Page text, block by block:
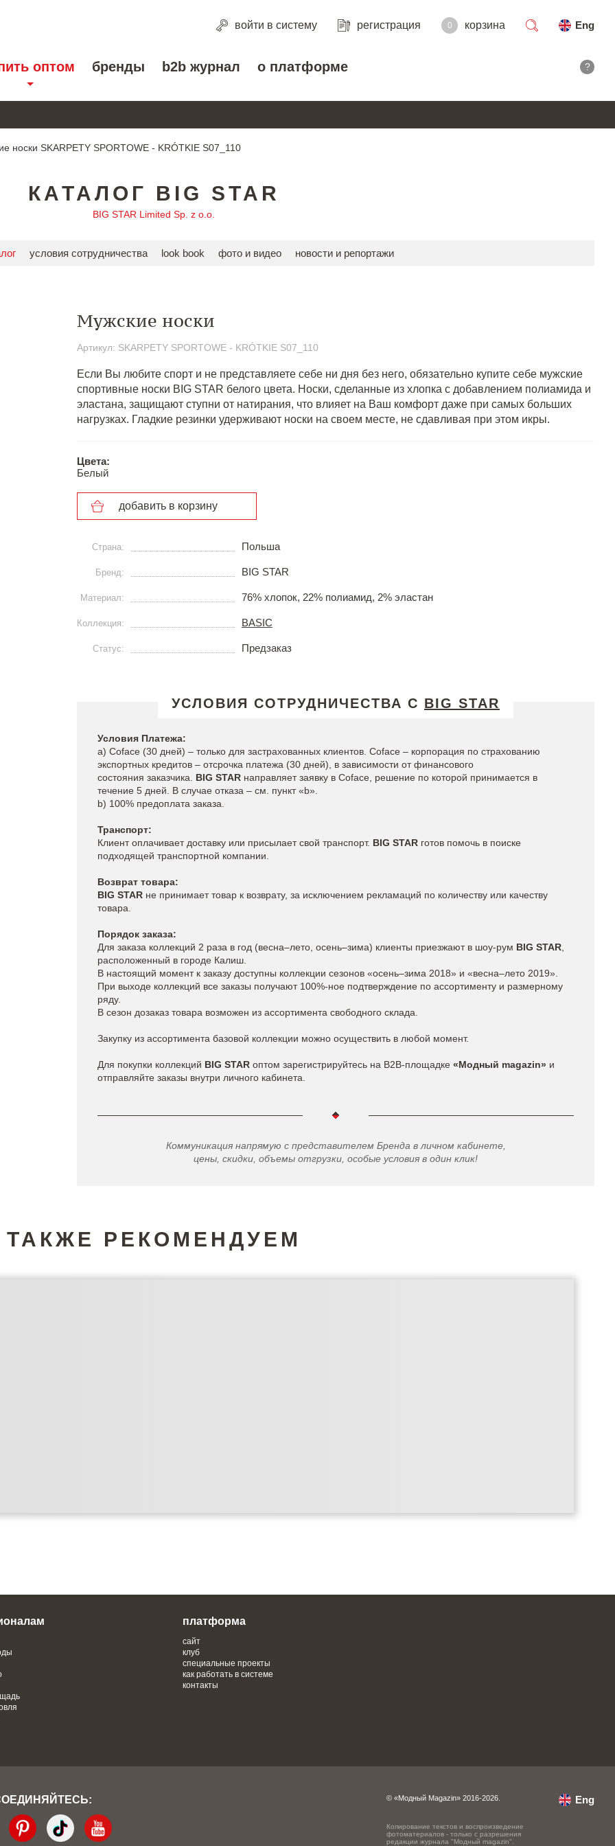
войти в систему регистрация 0 корзина
Eng
оптом бренды b2b журнал о платформе ?
носки SKARPETY SPORTOWE - KRÓTKIE S07_110
КАТАЛОГ BIG STAR
BIG STAR Limited Sp. z o.o.
условия сотрудничества look book фото и видео новости и репортажи
Мужские носки
Артикул: SKARPETY SPORTOWE - KRÓTKIE S07_110
Если Вы любите спорт и не представляете себе ни дня без него, обязательно купите себе мужские
спортивные носки BIG STAR белого цвета. Носки, сделанные из хлопка с добавлением полиамида и
эластана, защищают ступни от натирания, что влияет на Ваш комфорт даже при самых больших
нагрузках. Гладкие резинки удерживают носки на своем месте, не сдавливая при этом икры.
Цвета:
Белый
добавить в корзину
Страна: Польша
Бренд: BIG STAR
Материал: 76% хлопок, 22% полиамид, 2% эластан
Коллекция: BASIC
Статус: Предзаказ
УСЛОВИЯ СОТРУДНИЧЕСТВА С BIG STAR
Условия Платежа:
a) Coface (30 дней) – только для застрахованных клиентов. Coface – корпорация по страхованию
экспортных кредитов – отсрочка платежа (30 дней), в зависимости от финансового
состояния заказчика. BIG STAR направляет заявку в Coface, решение по которой принимается в
течение 5 дней. В случае отказа – см. пункт «b».
b) 100% предоплата заказа.
Транспорт:
Клиент оплачивает доставку или присылает свой транспорт. BIG STAR готов помочь в поиске
подходящей транспортной компании.
Возврат товара:
BIG STAR не принимает товар к возврату, за исключением рекламаций по количеству или качеству
товара.
Порядок заказа:
Для заказа коллекций 2 раза в год (весна–лето, осень–зима) клиенты приезжают в шоу-рум BIG STAR
расположенный в городе Калиш.
В настоящий момент к заказу доступны коллекции сезонов «осень–зима 2018» и «весна–лето 2019».
При выходе коллекций все заказы получают 100%-ное подтверждение по ассортименту и размерному
ряду.
В сезон дозаказ товара возможен из ассортимента свободного склада.
Закупку из ассортимента базовой коллекции можно осуществить в любой момент.
Для покупки коллекций BIG STAR оптом зарегистрируйтесь на B2B-площадке «Модный magazin» и
отправляйте заказы внутри личного кабинета.
Коммуникация напрямую с представителем Бренда в личном кабинете,
цены, скидки, объемы отгрузки, особые условия в один клик!
ТАКЖЕ РЕКОМЕНДУЕМ
платформа
сайт
клуб
специальные проекты
как работать в системе
контакты
© «Модный Magazin» 2016-2026.
Копирование текстов и воспроизведение
фотоматериалов - только с разрешения
редакции журнала "Модный magazin".
Eng